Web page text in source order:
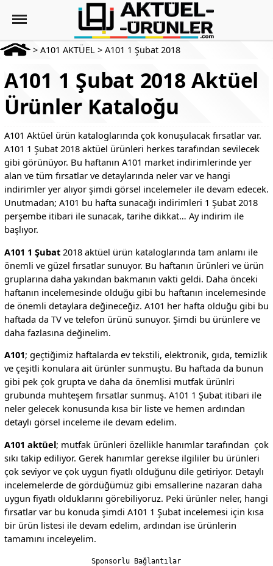
> A101 AKTÜEL > A101 1 Şubat 2018
A101 1 Şubat 2018 Aktüel
Ürünler Kataloğu
A101 Aktüel ürün kataloglarında çok konuşulacak fırsatlar var.
A101 1 Şubat 2018 aktüel ürünleri herkes tarafından sevilecek
gibi görünüyor. Bu haftanın A101 market indirimlerinde yer
alan ve tüm fırsatlar ve detaylarında neler var ve hangi
indirimler yer alıyor şimdi görsel incelemeler ile devam edecek.
Unutmadan; A101 bu hafta sunacağı indirimleri 1 Şubat 2018
perşembe itibari ile sunacak, tarihe dikkat… Ay indirim ile
başlıyor.
A101 1 Şubat2018 aktüel ürün kataloglarında tam anlamı ile
önemli ve güzel fırsatlar sunuyor. Bu haftanın ürünleri ve ürün
gruplarına daha yakından bakmanın vakti geldi. Daha önceki
haftanın incelemesinde olduğu gibi bu haftanın incelemesinde
de önemli detaylara değineceğiz. A101 her hafta olduğu gibi bu
haftada da TV ve telefon ürünü sunuyor. Şimdi bu ürünlere ve
daha fazlasına değinelim.
A101; geçtiğimiz haftalarda ev tekstili, elektronik, gıda, temizlik
ve çeşitli konulara ait ürünler sunmuştu. Bu haftada da bunun
gibi pek çok grupta ve daha da önemlisi mutfak ürünlri
grubunda muhteşem fırsatlar sunmuş. A101 1 Şubat itibari ile
neler gelecek konusunda kısa bir liste ve hemen ardından
detaylı görsel inceleme ile devam edelim.
A101 aktüel; mutfak ürünleri özellikle hanımlar tarafından çok
sıkı takip ediliyor. Gerek hanımlar gerekse ilgililer bu ürünleri
çok seviyor ve çok uygun fiyatlı olduğunu dile getiriyor. Detaylı
incelemelerde de gördüğümüz gibi emsallerine nazaran daha
uygun fiyatlı olduklarını görebiliyoruz. Peki ürünler neler, hangi
fırsatlar var bu konuda şimdi A101 1 Şubat incelemesi için kısa
bir ürün listesi ile devam edelim, ardından ise ürünlerin
tamamını inceleyelim.
Sponsorlu Bağlantılar